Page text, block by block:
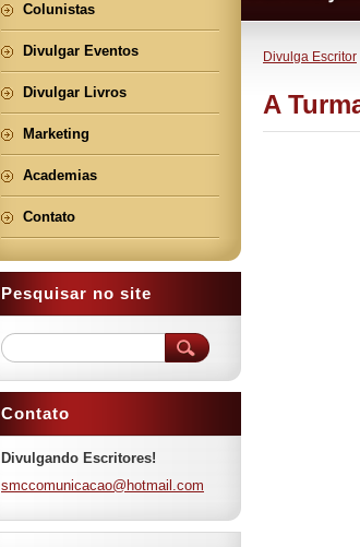
Divulga Escritor
A
Colunistas
Divulgar Eventos
Divulgar Livros
Marketing
Academias
Contato
Pesquisar no site
Contato
Divulgando Escritores!
smccomunicacao@hotmail.com